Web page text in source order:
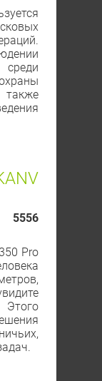
5556
Рro
Этого